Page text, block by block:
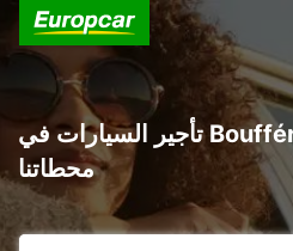
تأجير السيارات في Boufféré : اكتشف جميع
محطاتنا